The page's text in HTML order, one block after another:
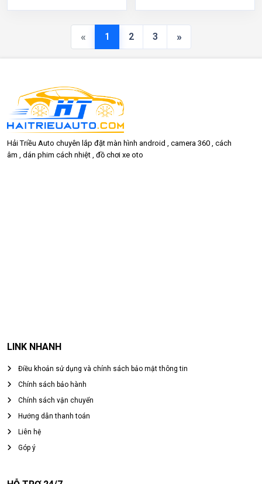
« 1 2 3 »
Hải Triều Auto chuyên lắp đặt màn hình android , camera 360 , cách
âm , dán phim cách nhiệt , đồ chơi xe oto
LINK NHANH
Điều khoản sử dụng và chính sách bảo mật thông tin
Chính sách bảo hành
Chính sách vận chuyển
Hướng dẫn thanh toán
Liên hệ
Góp ý